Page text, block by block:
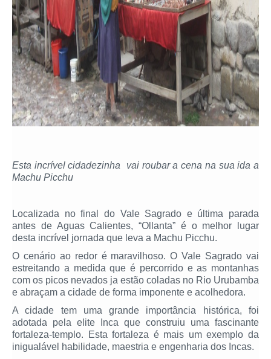
Esta incrível cidadezinha vai roubar a cena na sua ida a
Machu Picchu
Localizada no final do Vale Sagrado e última parada
antes de Aguas Calientes, “Ollanta” é o melhor lugar
desta incrível jornada que leva a Machu Picchu.
O cenário ao redor é maravilhoso. O Vale Sagrado vai
estreitando a medida que é percorrido e as montanhas
com os picos nevados ja estão coladas no Rio Urubamba
e abraçam a cidade de forma imponente e acolhedora.
A cidade tem uma grande importância histórica, foi
adotada pela elite Inca que construiu uma fascinante
fortaleza-templo. Esta fortaleza é mais um exemplo da
inigualável habilidade, maestria e engenharia dos Incas.